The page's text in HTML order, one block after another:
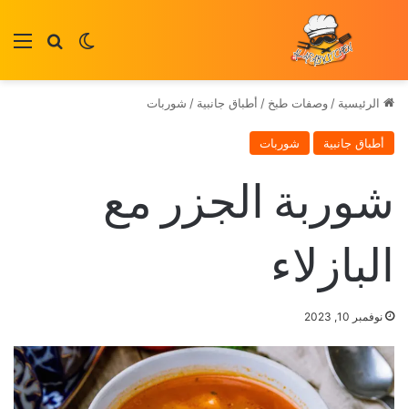
بحثالوضع
الرئيسية / وصفات طبخ / أطباق جانبية / شوربات
أطباق جانبية شوربات
شوربة الجزر مع
البازلاء
نوفمبر 10, 2023